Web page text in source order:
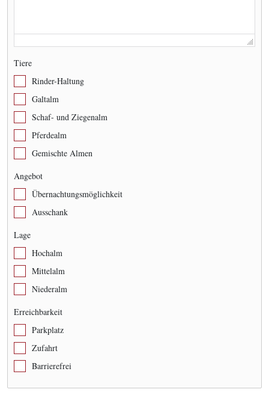
Tiere
Rinder-Haltung
Galtalm
Schaf- und Ziegenalm
Pferdealm
Gemischte Almen
Angebot
Übernachtungsmöglichkeit
Ausschank
Lage
Hochalm
Mittelalm
Niederalm
Erreichbarkeit
Parkplatz
Zufahrt
Barrierefrei